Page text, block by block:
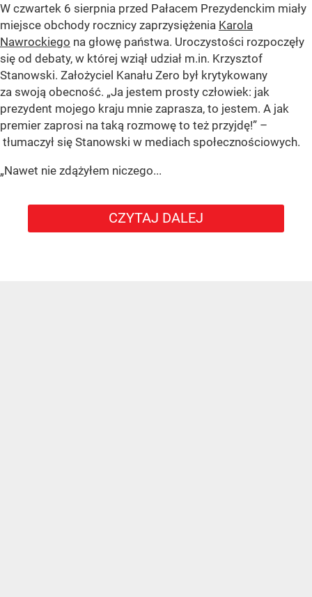
W czwartek 6 sierpnia przed Pałacem Prezydenckim miały
miejsce obchody rocznicy zaprzysiężenia Karola
Nawrockiego na głowę państwa. Uroczystości rozpoczęły
się od debaty, w której wziął udział m.in. Krzysztof
Stanowski. Założyciel Kanału Zero był krytykowany
za swoją obecność. „Ja jestem prosty człowiek: jak
prezydent mojego kraju mnie zaprasza, to jestem. A jak
premier zaprosi na taką rozmowę to też przyjdę!” –
tłumaczył się Stanowski w mediach społecznościowych.
„Nawet nie zdążyłem niczego...
CZYTAJ DALEJ